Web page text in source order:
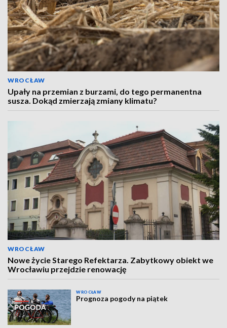
WROCŁAW
Upały na przemian z burzami, do tego permanentna
susza. Dokąd zmierzają zmiany klimatu?
WROCŁAW
Nowe życie Starego Refektarza. Zabytkowy obiekt we
Wrocławiu przejdzie renowację
WROCŁAW
Prognoza pogody na piątek